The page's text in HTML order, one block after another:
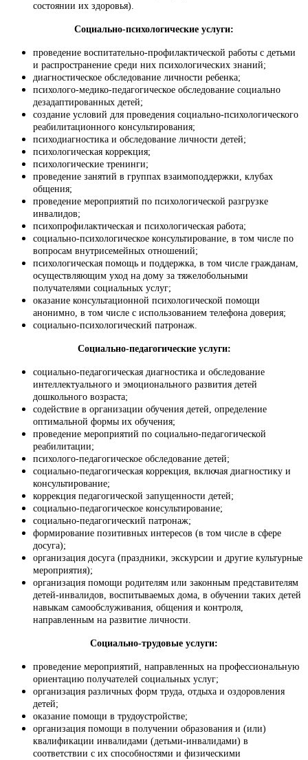
состоянии их здоровья).
Социально-психологические услуги:
проведение воспитательно-профилактической работы с детьми
и распространение среди них психологических знаний;
диагностическое обследование личности ребенка;
психолого-медико-педагогическое обследование социально
дезадаптированных детей;
создание условий для проведения социально-психологического
реабилитационного консультирования;
психодиагностика и обследование личности детей;
психологическая коррекция;
психологические тренинги;
проведение занятий в группах взаимоподдержки, клубах
общения;
проведение мероприятий по психологической разгрузке
инвалидов;
психопрофилактическая и психологическая работа;
социально-психологическое консультирование, в том числе по
вопросам внутрисемейных отношений;
психологическая помощь и поддержка, в том числе гражданам,
осуществляющим уход на дому за тяжелобольными
получателями социальных услуг;
оказание консультационной психологической помощи
анонимно, в том числе с использованием телефона доверия;
социально-психологический патронаж.
Социально-педагогические услуги:
социально-педагогическая диагностика и обследование
интеллектуального и эмоционального развития детей
дошкольного возраста;
содействие в организации обучения детей, определение
оптимальной формы их обучения;
проведение мероприятий по социально-педагогической
реабилитации;
психолого-педагогическое обследование детей;
социально-педагогическая коррекция, включая диагностику и
консультирование;
коррекция педагогической запущенности детей;
социально-педагогическое консультирование;
социально-педагогический патронаж;
формирование позитивных интересов (в том числе в сфере
досуга);
организация досуга (праздники, экскурсии и другие культурные
мероприятия);
организация помощи родителям или законным представителям
детей-инвалидов, воспитываемых дома, в обучении таких детей
навыкам самообслуживания, общения и контроля,
направленным на развитие личности.
Социально-трудовые услуги:
проведение мероприятий, направленных на профессиональную
ориентацию получателей социальных услуг;
организация различных форм труда, отдыха и оздоровления
детей;
оказание помощи в трудоустройстве;
организация помощи в получении образования и (или)
квалификации инвалидами (детьми-инвалидами) в
соответствии с их способностями и физическими